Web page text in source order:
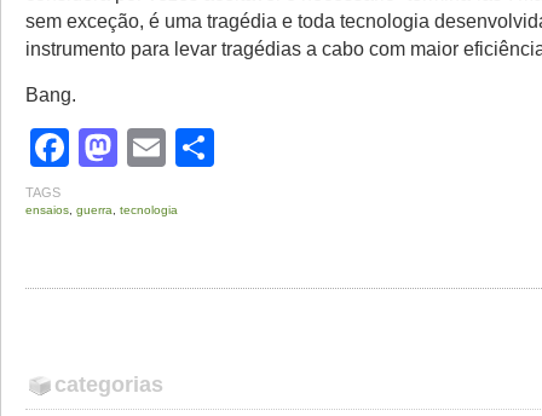
sem exceção, é uma tragédia e toda tecnologia
instrumento para levar tragédias a cabo com maior
Bang.
Facebook
Mastodon
Email
TAGS
ensaios, guerra, tecnologia
categorias